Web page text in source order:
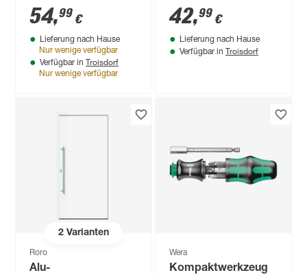
54,99 €
Lieferung nach Hause
Nur wenige verfügbar
Verfügbar in Troisdorf
Nur wenige verfügbar
150 W 12 V
Grau/schwarz
42,99 €
Lieferung nach Hause
Verfügbar in Troisdorf
2Varianten
Roro
Alu-
Wera
Kompaktwerkzeug